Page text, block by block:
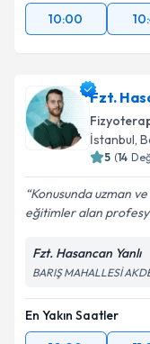
10:00
Fzt.
İstanbul,
5 (14
Konusunda uzman
eğitimler alan
Fzt. Hasancan Yanlı
BARIŞ MAHALLESİ
En Yakın Saatler